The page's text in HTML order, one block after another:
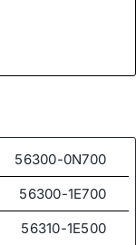
56300-0N700
56300-1E700
56310-1E500